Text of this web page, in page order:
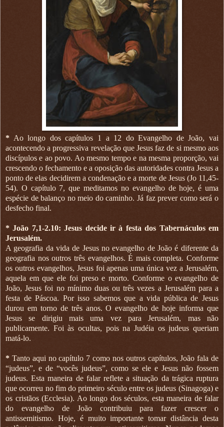
* Ao longo dos capítulos 1 a 12 do Evangelho de João, vai
acontecendo a progressiva revelação que Jesus faz de si mesmo aos
discípulos e ao povo. Ao mesmo tempo e na mesma proporção, vai
crescendo o fechamento e a oposição das autoridades contra Jesus a
ponto de elas decidirem a condenação e a morte de Jesus (Jo 11,45-
54). O capítulo 7, que meditamos no evangelho de hoje, é uma
espécie de balanço no meio do caminho. Já faz prever como será o
desfecho final.
* João 7,1-2.10: Jesus decide ir à festa dos Tabernáculos em
Jerusalém.
A geografia da vida de Jesus no evangelho de João é diferente da
geografia nos outros três evangelhos. É mais completa. Conforme
os outros evangelhos, Jesus foi apenas uma única vez a Jerusalém,
aquela em que ele foi preso e morto. Conforme o evangelho de
João, Jesus foi no mínimo duas ou três vezes a Jerusalém para a
festa de Páscoa. Por isso sabemos que a vida pública de Jesus
durou em torno de três anos. O evangelho de hoje informa que
Jesus se dirigiu mais uma vez para Jerusalém, mas não
publicamente. Foi às ocultas, pois na Judéia os judeus queriam
matá-lo.
* Tanto aqui no capítulo 7 como nos outros capítulos, João fala de
“judeus”, e de “vocês judeus”, como se ele e Jesus não fossem
judeus. Esta maneira de falar reflete a situação da trágica ruptura
que ocorreu no fim do primeiro século entre os judeus (Sinagoga) e
os cristãos (Ecclesia). Ao longo dos séculos, esta maneira de falar
do evangelho de João contribuiu para fazer crescer o
antissemitismo. Hoje, é muito importante tomar distância desta